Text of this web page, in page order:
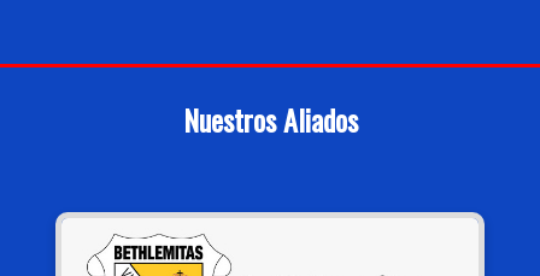
Nuestros Aliados